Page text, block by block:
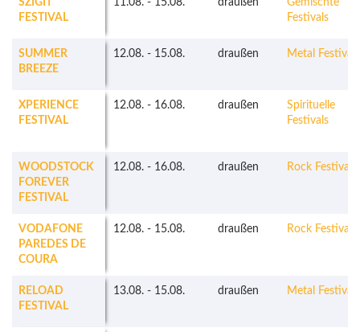
SZIGIT
FESTIVAL
11.08. - 15.08. draußen
Gemischte
Festivals
SUMMER
BREEZE
12.08. - 15.08. draußen Metal Festivals
XPERIENCE
FESTIVAL
12.08. - 16.08. draußen
Spirituelle
Festivals
WOODSTOCK
FOREVER
FESTIVAL
12.08. - 16.08. draußen Rock Festivals
VODAFONE
PAREDES DE
COURA
12.08. - 15.08. draußen Rock Festivals
RELOAD
FESTIVAL
13.08. - 15.08. draußen Metal Festivals